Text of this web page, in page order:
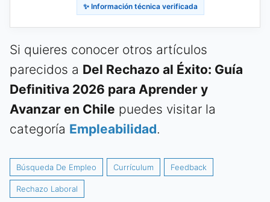
✨ Información técnica verificada
Si quieres conocer otros artículos
parecidos a Del Rechazo al Éxito: Guía
Definitiva 2026 para Aprender y
Avanzar en Chile puedes visitar la
categoría Empleabilidad.
Búsqueda De Empleo Currículum Feedback
Rechazo Laboral